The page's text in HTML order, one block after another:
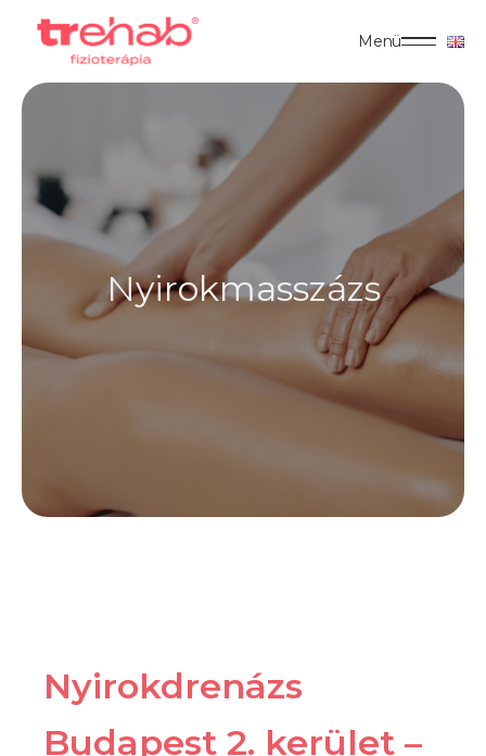
Menü
Nyirokmasszázs
Nyirokdrenázs
Budapest 2. kerület –